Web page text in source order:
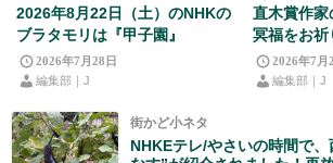
2026年8月22日（土）のNHKの
ブラタモリは『甲子園』
2026年7月28日
編集部｜J
直木賞作
冥福をお祈
2026年7月
編集部｜J
街かど小ネタ
NHKEテレ/やさいの時間で